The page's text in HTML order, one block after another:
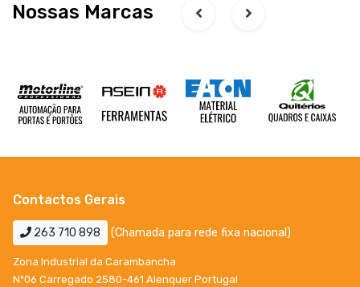
Nossas Marcas
Contactos Gerais
263 710 898 (Chamada para rede fixa nacional)
Zona Industrial da Carambancha
Nº06 Carregado 2580-461 Alenquer Portugal